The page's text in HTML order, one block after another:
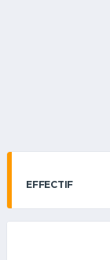
EFFECTIF